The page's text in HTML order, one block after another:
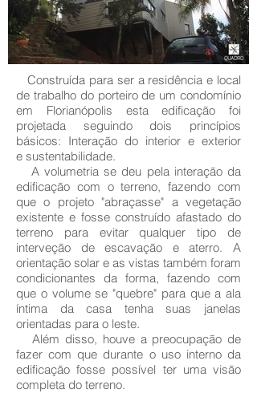
Construída para ser a residência e local
de trabalho do porteiro de um condomínio
em Florianópolis esta edificação foi
projetada seguindo dois princípios
básicos: Interação do interior e exterior
e sustentabilidade.
A volumetria se deu pela interação da
edificação com o terreno, fazendo com
que o projeto "abraçasse" a vegetação
existente e fosse construído afastado do
terreno para evitar qualquer tipo de
interveção de escavação e aterro. A
orientação solar e as vistas também foram
condicionantes da forma, fazendo com
que o volume se "quebre" para que a ala
íntima da casa tenha suas janelas
orientadas para o leste.
Além disso, houve a preocupação de
fazer com que durante o uso interno da
edificação fosse possível ter uma visão
completa do terreno.